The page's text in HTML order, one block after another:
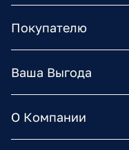
Покупателю
Ваша Выгода
О Компании